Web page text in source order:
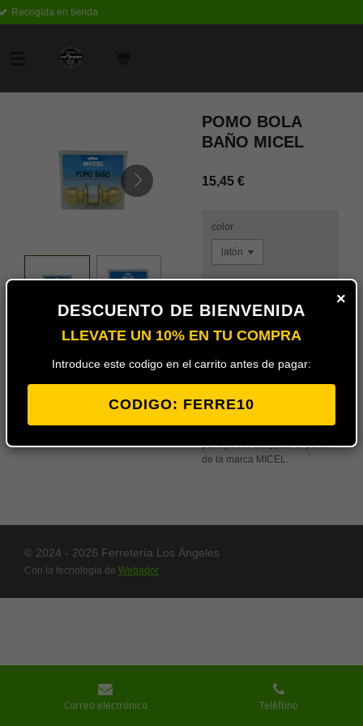
Ir
POMO BOLA
BAÑO MICEL
15,45 €
color
Añadir
carrito
uego de pomos para puerta de
baño en color brillo latón o
para poder bloquear el pomo
de la marca MICEL.
© 2024 - 2026 Ferretería Los Ángeles
Con la tecnología de Webador
Correo electrónico Teléfono
×
DESCUENTO DE BIENVENIDA
LLEVATE UN 10% EN TU COMPRA
Introduce este codigo en el carrito antes de pagar:
CODIGO: FERRE10